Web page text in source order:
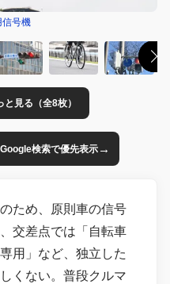
信号機
見る（全8枚）
検索で優先表示→
ため、原則車の信号
交差点では「自転車
用」など、独立した
くない。普段クルマ